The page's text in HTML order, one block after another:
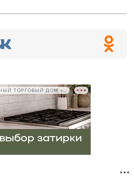
РЕКЛАМА • ООО СТРОИТЕЛЬНЫЙ ТОРГОВЫЙ ДОМ «ПЕТРОВИЧ», ИНН 7802348846